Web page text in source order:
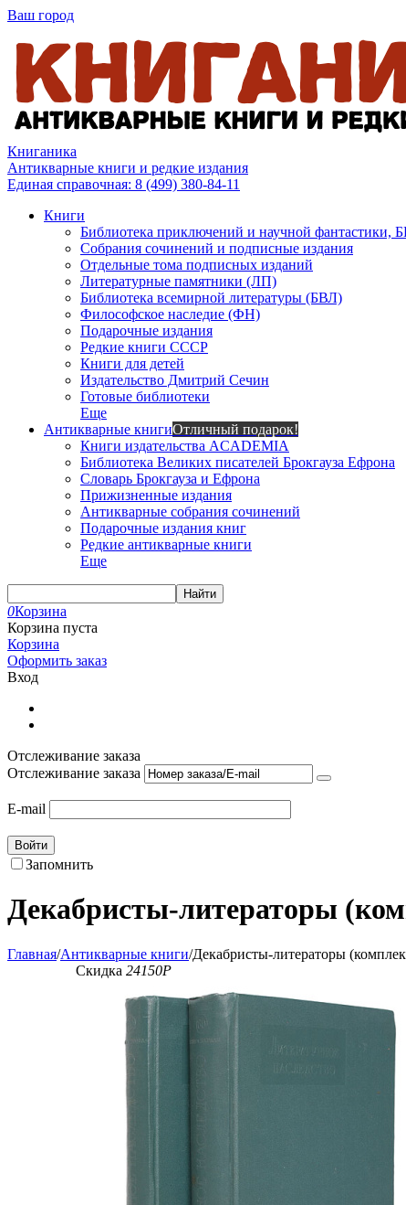
Ваш город
Книганика
Антикварные книги и редкие издания
Единая справочная: 8 (499) 380-84-11
Книги
Библиотека приключений и научной фантастики,
Собрания сочинений и подписные издания
Отдельные тома подписных изданий
Литературные памятники (ЛП)
Библиотека всемирной литературы (БВЛ)
Философское наследие (ФН)
Подарочные издания
Редкие книги СССР
Книги для детей
Издательство Дмитрий Сечин
Готовые библиотеки
Еще
Антикварные книгиОтличный подарок!
Книги издательства ACADEMIA
Библиотека Великих писателей Брокгауза Ефрона
Словарь Брокгауза и Ефрона
Прижизненные издания
Антикварные собрания сочинений
Подарочные издания книг
Редкие антикварные книги
Еще
Найти
0Корзина
Корзина пуста
Корзина
Оформить заказ
Вход
Отслеживание заказа
Отслеживание заказа
E-mail
Войти
Запомнить
Декабристы-литераторы
Главная/Антикварные книги/Декабристы-литераторы
Скидка 24150Р